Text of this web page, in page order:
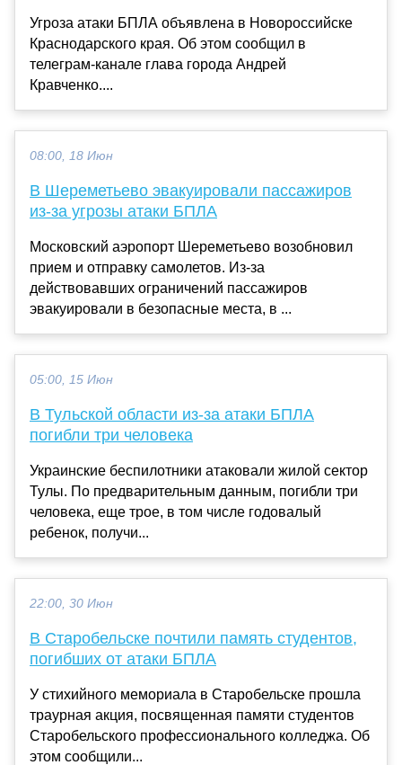
Угроза атаки БПЛА объявлена в Новороссийске
Краснодарского края. Об этом сообщил в
телеграм-канале глава города Андрей
Кравченко....
08:00, 18 Июн
В Шереметьево эвакуировали пассажиров
из-за угрозы атаки БПЛА
Московский аэропорт Шереметьево возобновил
прием и отправку самолетов. Из-за
действовавших ограничений пассажиров
эвакуировали в безопасные места, в ...
05:00, 15 Июн
В Тульской области из-за атаки БПЛА
погибли три человека
Украинские беспилотники атаковали жилой сектор
Тулы. По предварительным данным, погибли три
человека, еще трое, в том числе годовалый
ребенок, получи...
22:00, 30 Июн
В Старобельске почтили память студентов,
погибших от атаки БПЛА
У стихийного мемориала в Старобельске прошла
траурная акция, посвященная памяти студентов
Старобельского профессионального колледжа. Об
этом сообщили...